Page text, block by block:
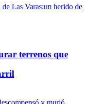
terrenos que